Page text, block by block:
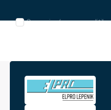
Seznanjen/-
politiko
varovanja
Seznanjen/-a sem s politiko